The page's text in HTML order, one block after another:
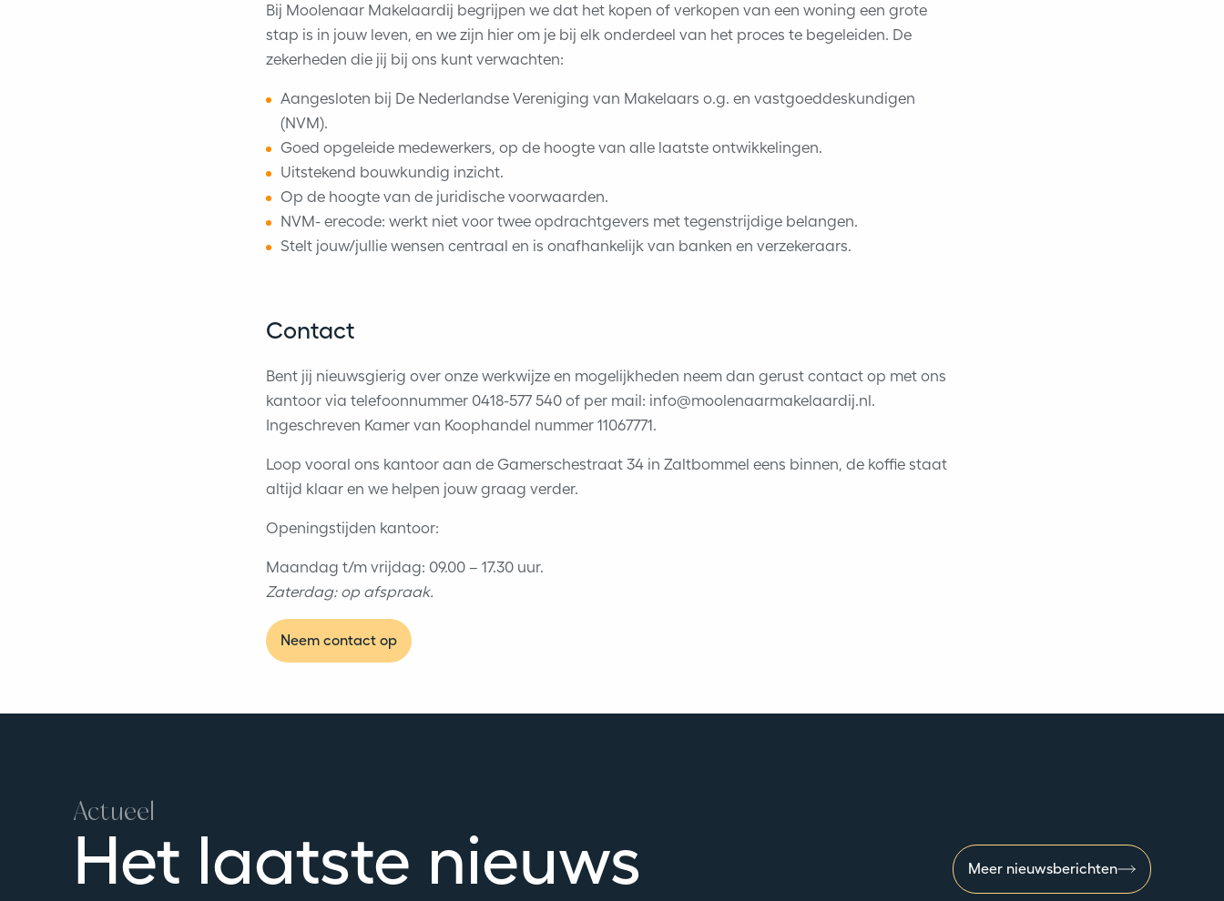
Bij Moolenaar Makelaardij begrijpen we dat het kopen of verkopen van een woning een grote
stap is in jouw leven, en we zijn hier om je bij elk onderdeel van het proces te begeleiden. De
zekerheden die jij bij ons kunt verwachten:
Aangesloten bij De Nederlandse Vereniging van Makelaars o.g. en vastgoeddeskundigen
(NVM).
Goed opgeleide medewerkers, op de hoogte van alle laatste ontwikkelingen.
Uitstekend bouwkundig inzicht.
Op de hoogte van de juridische voorwaarden.
NVM- erecode: werkt niet voor twee opdrachtgevers met tegenstrijdige belangen.
Stelt jouw/jullie wensen centraal en is onafhankelijk van banken en verzekeraars.
Contact
Bent jij nieuwsgierig over onze werkwijze en mogelijkheden neem dan gerust contact op met ons
kantoor via telefoonnummer 0418-577 540 of per mail: info@moolenaarmakelaardij.nl.
Ingeschreven Kamer van Koophandel nummer 11067771.
Loop vooral ons kantoor aan de Gamerschestraat 34 in Zaltbommel eens binnen, de koffie staat
altijd klaar en we helpen jouw graag verder.
Openingstijden kantoor:
Maandag t/m vrijdag: 09.00 – 17.30 uur.
Zaterdag: op afspraak.
Neem contact op
Het laatste nieuws
Actueel
Meer nieuwsberichten